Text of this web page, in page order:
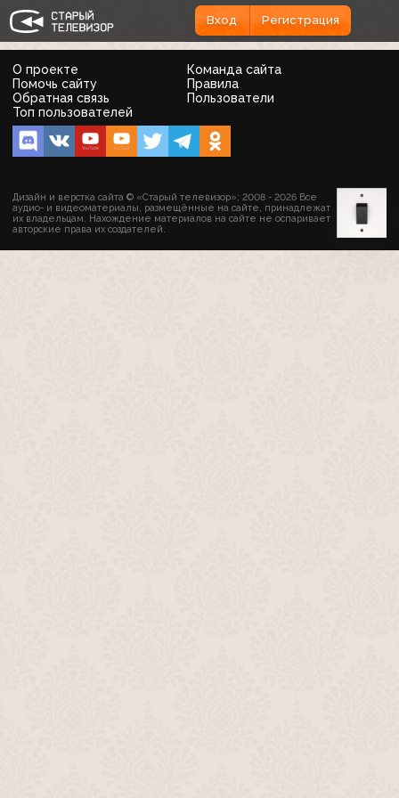
Вход Регистрация
О проекте
Команда сайта
Помочь сайту
Правила
Обратная связь
Пользователи
Топ пользователей
Дизайн и верстка сайта © «Старый телевизор»; 2008 - 2026 Все
аудио- и видеоматериалы, размещённые на сайте, принадлежат
их владельцам. Нахождение материалов на сайте не оспаривает
авторские права их создателей.